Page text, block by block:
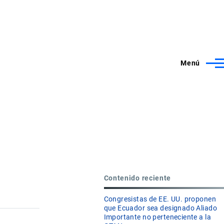
Menú
Contenido reciente
Congresistas de EE. UU. proponen
que Ecuador sea designado Aliado
Importante no perteneciente a la